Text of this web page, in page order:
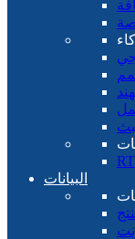
البيانات